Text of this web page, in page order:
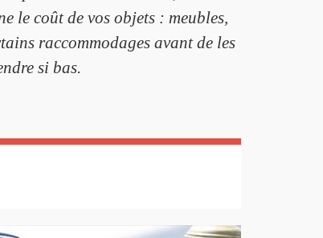
le coût de vos objets : meubles,
raccommodages avant de les
si bas.